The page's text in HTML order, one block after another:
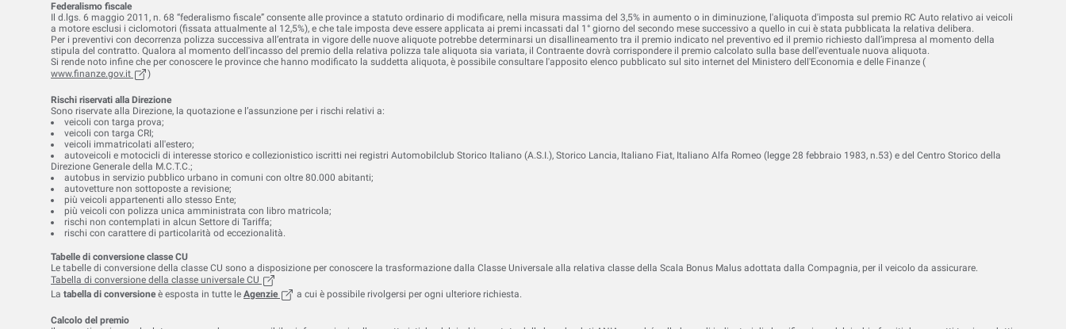
Federalismo fiscale
Il d.lgs. 6 maggio 2011, n. 68 “federalismo fiscale” consente alle province a statuto ordinario di modificare, nella misura massima del 3,5% in aumento o in diminuzione, l'aliquota d'imposta sul premio RC Auto relativo ai veicoli
a motore esclusi i ciclomotori (fissata attualmente al 12,5%), e che tale imposta deve essere applicata ai premi incassati dal 1° giorno del secondo mese successivo a quello in cui è stata pubblicata la relativa delibera.
Per i preventivi con decorrenza polizza successiva all’entrata in vigore delle nuove aliquote potrebbe determinarsi un disallineamento tra il premio indicato nel preventivo ed il premio richiesto dall’impresa al momento della
stipula del contratto. Qualora al momento dell'incasso del premio della relativa polizza tale aliquota sia variata, il Contraente dovrà corrispondere il premio calcolato sulla base dell'eventuale nuova aliquota.
Si rende noto infine che per conoscere le province che hanno modificato la suddetta aliquota, è possibile consultare l'apposito elenco pubblicato sul sito internet del Ministero dell'Economia e delle Finanze (
www.finanze.gov.it , (apre in una nuova scheda)
)
Rischi riservati alla Direzione
Sono riservate alla Direzione, la quotazione e l’assunzione per i rischi relativi a:
veicoli con targa prova;
veicoli con targa CRI;
veicoli immatricolati all'estero;
autoveicoli e motocicli di interesse storico e collezionistico iscritti nei registri Automobilclub Storico Italiano (A.S.I.), Storico Lancia, Italiano Fiat, Italiano Alfa Romeo (legge 28 febbraio 1983, n.53) e del Centro Storico della
Direzione Generale della M.C.T.C.;
autobus in servizio pubblico urbano in comuni con oltre 80.000 abitanti;
autovetture non sottoposte a revisione;
più veicoli appartenenti allo stesso Ente;
più veicoli con polizza unica amministrata con libro matricola;
rischi non contemplati in alcun Settore di Tariffa;
rischi con carattere di particolarità od eccezionalità.
Tabelle di conversione classe CU
Le tabelle di conversione della classe CU sono a disposizione per conoscere la trasformazione dalla Classe Universale alla relativa classe della Scala Bonus Malus adottata dalla Compagnia, per il veicolo da assicurare.
Tabella di conversione della classe universale CU , (apre in una nuova scheda)
La tabella di conversione è esposta in tutte le Agenzie , (apre in una nuova scheda)
a cui è possibile rivolgersi per ogni ulteriore richiesta.
Calcolo del premio